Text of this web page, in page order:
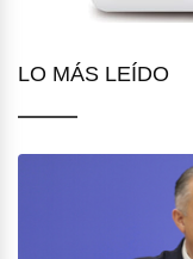
LO MÁS LEÍDO